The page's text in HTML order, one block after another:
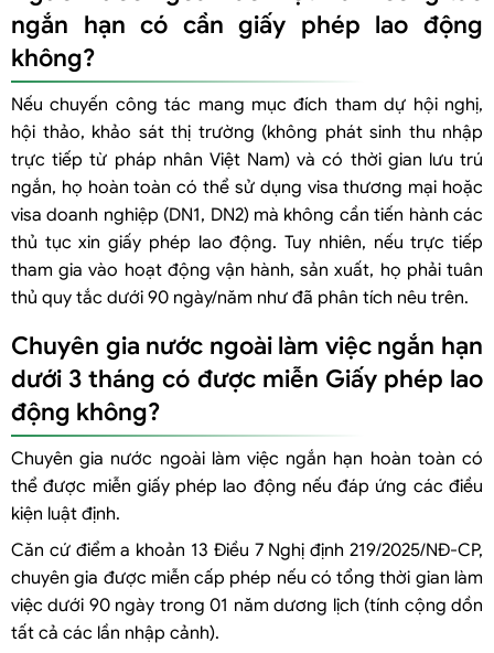
ngắn hạn có cần giấy phép lao động
không?
Nếu chuyến công tác mang mục đích tham dự hội nghị,
hội thảo, khảo sát thị trường (không phát sinh thu nhập
trực tiếp từ pháp nhân Việt Nam) và có thời gian lưu trú
ngắn, họ hoàn toàn có thể sử dụng visa thương mại hoặc
visa doanh nghiệp (DN1, DN2) mà không cần tiến hành các
thủ tục xin giấy phép lao động. Tuy nhiên, nếu trực tiếp
tham gia vào hoạt động vận hành, sản xuất, họ phải tuân
thủ quy tắc dưới 90 ngày/năm như đã phân tích nêu trên.
Chuyên gia nước ngoài làm việc ngắn hạn
dưới 3 tháng có được miễn Giấy phép lao
động không?
Chuyên gia nước ngoài làm việc ngắn hạn hoàn toàn có
thể được miễn giấy phép lao động nếu đáp ứng các điều
kiện luật định.
Căn cứ điểm a khoản 13 Điều 7 Nghị định 219/2025/NĐ-CP,
chuyên gia được miễn cấp phép nếu có tổng thời gian làm
việc dưới 90 ngày trong 01 năm dương lịch (tính cộng dồn
tất cả các lần nhập cảnh).